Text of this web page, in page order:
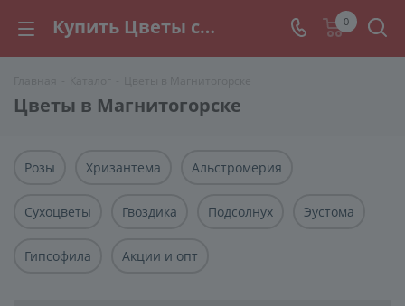
Купить Цветы с доставкой в Магнитогорске. Свежие цветы по доступным ценам. Акции и скидки до 30% в ЦВЕточке 0
Цветы в Магнитогорске
Розы Хризантема Альстромерия
Сухоцветы Гвоздика Подсолнух Эустома
Гипсофила Акции и опт